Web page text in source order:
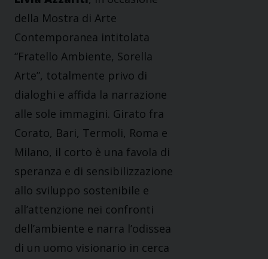
della Mostra di Arte
Contemporanea intitolata
“Fratello Ambiente, Sorella
Arte”, totalmente privo di
dialoghi e affida la narrazione
alle sole immagini. Girato fra
Corato, Bari, Termoli, Roma e
Milano, il corto è una favola di
speranza e di sensibilizzazione
allo sviluppo sostenibile e
all’attenzione nei confronti
dell’ambiente e narra l’odissea
di un uomo visionario in cerca